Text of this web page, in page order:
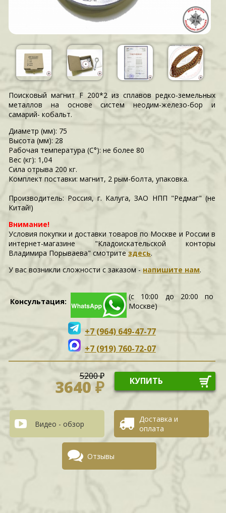
Поисковый магнит F 200*2 из сплавов редко-земельных
металлов на основе систем неодим-железо-бор и
самарий- кобальт.
Диаметр (мм): 75
Высота (мм): 28
Рабочая температура (С°): не более 80
Вес (кг): 1,04
Сила отрыва 200 кг.
Комплект поставки: магнит, 2 рым-болта, упаковка.
Производитель: Россия, г. Калуга, ЗАО НПП "Редмаг" (не
Китай!)
Внимание!
Условия покупки и доставки товаров по Москве и России в
интернет-магазине "Кладоискательской конторы
Владимира Порываева" смотритездесь.
У вас возникли сложности c заказом - напишите нам.
Консультация:
(с 10:00 до 20:00 по
Москве)
+7 (964) 649-47-77
+7 (919) 760-72-07
5200 ₽
3640 ₽ КУПИТЬ
Видео - обзор
Доставка и
оплата
Отзывы